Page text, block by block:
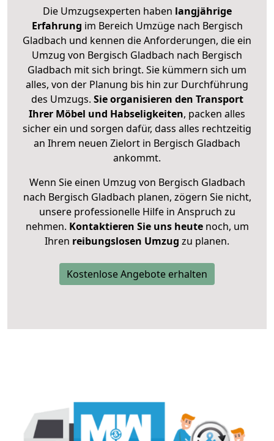
Die Umzugsexperten haben langjährige
Erfahrung im Bereich Umzüge nach Bergisch
Gladbach und kennen die Anforderungen, die ein
Umzug von Bergisch Gladbach nach Bergisch
Gladbach mit sich bringt. Sie kümmern sich um
alles, von der Planung bis hin zur Durchführung
des Umzugs. Sie organisieren den Transport
Ihrer Möbel und Habseligkeiten, packen alles
sicher ein und sorgen dafür, dass alles rechtzeitig
an Ihrem neuen Zielort in Bergisch Gladbach
ankommt.
Wenn Sie einen Umzug von Bergisch Gladbach
nach Bergisch Gladbach planen, zögern Sie nicht,
unsere professionelle Hilfe in Anspruch zu
nehmen. Kontaktieren Sie uns heutenoch, um
Ihren reibungslosen Umzug zu planen.
Kostenlose Angebote erhalten